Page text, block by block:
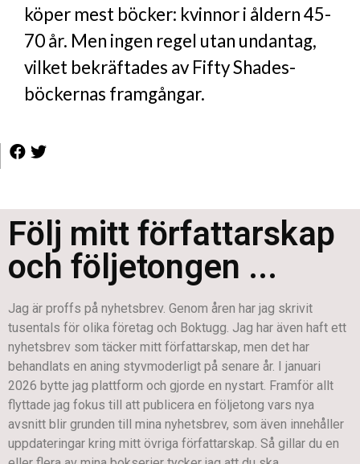
köper mest böcker: kvinnor i åldern 45-
70 år. Men ingen regel utan undantag,
vilket bekräftades av Fifty Shades-
böckernas framgångar.
Följ mitt författarskap
och följetongen ...
Jag är proffs på nyhetsbrev. Genom åren har jag skrivit
tusentals för olika företag och Boktugg. Jag har även haft ett
nyhetsbrev som täcker mitt författarskap, men det har
behandlats en aning styvmoderligt på senare år. I januari
2026 bytte jag plattform och gjorde en nystart. Framför allt
flyttade jag fokus till att publicera en följetong vars nya
avsnitt blir grunden till mina nyhetsbrev, som även innehåller
uppdateringar kring mitt övriga författarskap. Så gillar du en